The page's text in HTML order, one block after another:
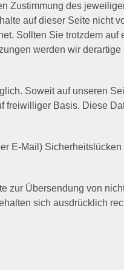
Zustimmung des
auf dieser Seite nicht
Sollten Sie trotzdem
werden wir
Soweit auf unseren
Basis. Diese
E-Mail)
zur Übersendung von
sich ausdrücklich